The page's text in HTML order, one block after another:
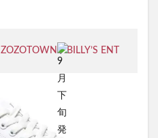
ZOZOTOWN /BILLY’S ENT